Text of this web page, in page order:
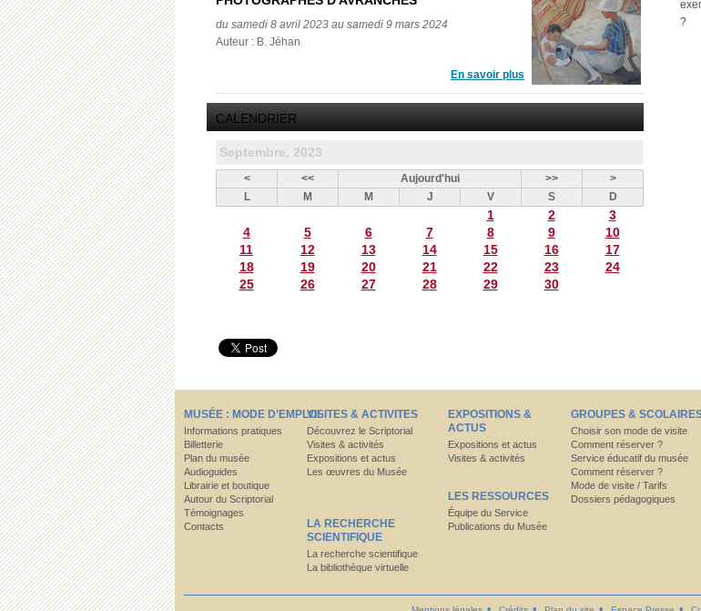
du samedi 8 avril 2023 au samedi 9 mars 2024
Auteur : B. Jéhan
En savoir plus
CALENDRIER
Septembre, 2023
< << Aujourd'hui >>
>
L
M M J V S D
1 2
3
4
5 6 7 8 9
10
11
12 13 14 15 16
17
18
19 20 21 22 23
24
25
26 27 28 29 30
?
MUSÉE : MODE D’EMPLOI
Informations pratiques
Billetterie
Plan du musée
Audioguides
Librairie et boutique
Autour du Scriptorial
Témoignages
Contacts
VISITES & ACTIVITES
Découvrez le Scriptorial
Visites & activités
Expositions et actus
Les œuvres du Musée
LA RECHERCHE
SCIENTIFIQUE
La recherche scientifique
La bibliothèque virtuelle
EXPOSITIONS &
ACTUS
Expositions et actus
Visites & activités
LES RESSOURCES
Équipe du Service
Publications du Musée
GROUPES &
Choisir son mode de visite
Comment réserver ?
Service éducatif du musée
Comment réserver ?
Mode de visite / Tarifs
Dossiers pédagogiques